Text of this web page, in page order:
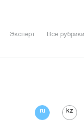
Эксперт Все рубрики
ru kz